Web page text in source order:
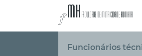
Funcionários